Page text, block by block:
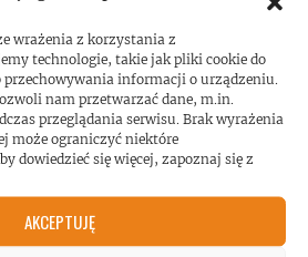
wrażenia z korzystania z
technologie, takie jak pliki cookie do
informacji o urządzeniu.
nam przetwarzać dane, m.in.
przeglądania serwisu. Brak wyrażenia
może ograniczyć niektóre
dowiedzieć się więcej, zapoznaj się z
AKCEPTUJĘ
poziom